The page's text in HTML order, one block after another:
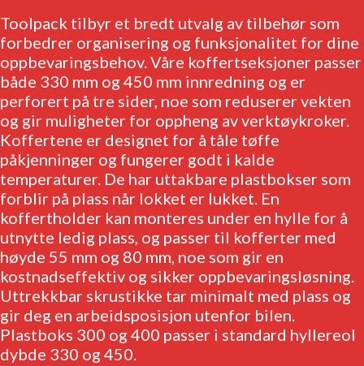
Tilbehør
Produkter
Hyllereoler, hyllevanger og hyller
Skuffeseksjoner
Bunnskuffer
Skapseksjoner
Tilbehør
Brosjyrer
Fotogalleri
Nyheter
Om oss
Skreddersøm
Ansatte
Toolpack tilbyr et bredt utvalg av tilbehør som
forbedrer organisering og funksjonalitet for dine
oppbevaringsbehov. Våre koffertseksjoner passer
både 330 mm og 450 mm innredning og er
perforert på tre sider, noe som reduserer vekten
og gir muligheter for oppheng av verktøykroker.
Koffertene er designet for å tåle tøffe
påkjenninger og fungerer godt i kalde
temperaturer. De har uttakbare plastbokser som
forblir på plass når lokket er lukket. En
koffertholder kan monteres under en hylle for å
utnytte ledig plass, og passer til kofferter med
høyde 55 mm og 80 mm, noe som gir en
kostnadseffektiv og sikker oppbevaringsløsning.
Uttrekkbar skrustikke tar minimalt med plass og
gir deg en arbeidsposisjon utenfor bilen.
Plastboks 300 og 400 passer i standard hyllereol
dybde 330 og 450.